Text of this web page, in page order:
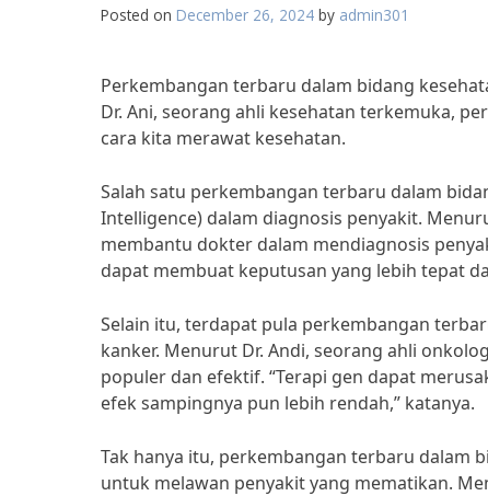
Posted on December 26, 2024 by admin301
Perkembangan terbaru dalam bidang
Dr. Ani, seorang ahli kesehatan terkemuka,
cara kita merawat kesehatan.
Salah satu perkembangan terbaru dalam
Intelligence) dalam diagnosis penyakit.
membantu dokter dalam mendiagnosis
dapat membuat keputusan yang lebih tepat
Selain itu, terdapat pula perkembangan
kanker. Menurut Dr. Andi, seorang ahli
populer dan efektif. “Terapi gen dapat
efek sampingnya pun lebih rendah,” katanya.
Tak hanya itu, perkembangan terbaru dalam
untuk melawan penyakit yang mematikan.